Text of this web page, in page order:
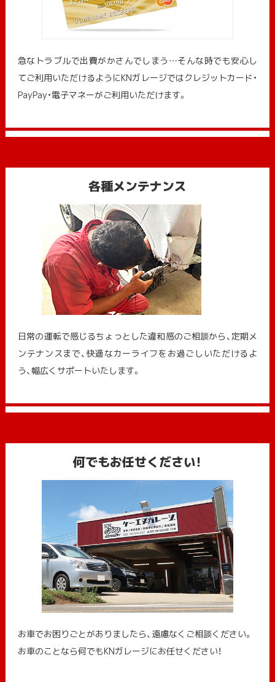
急なトラブルで出費がかさんでしまう…そんな時でも安心し
てご利用いただけるようにKNガレージではクレジットカード・
PayPay・電子マネーがご利用いただけます。
各種メンテナンス
日常の運転で感じるちょっとした違和感のご相談から、定期メ
ンテナンスまで、快適なカーライフをお過ごしいただけるよ
う、幅広くサポートいたします。
何でもお任せください!
お車でお困りごとがありましたら、遠慮なくご相談ください。
お車のことなら何でもKNガレージにお任せください！